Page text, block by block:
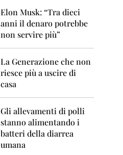
Elon Musk: “Tra dieci
anni il denaro potrebbe
non servire più”
La Generazione che non
riesce più a uscire di
casa
Gli allevamenti di polli
stanno alimentando i
batteri della diarrea
umana